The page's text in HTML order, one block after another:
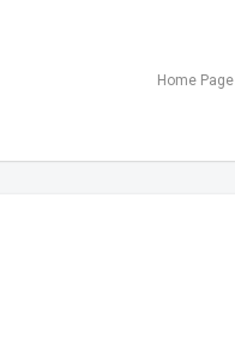
Home Page